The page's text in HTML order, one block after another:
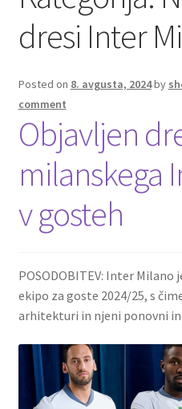
Košarica
Moj račun
Trgovina
Zaključek nakupa
dresi Inter
Posted on 8. avgusta, 2024by
comment
Objavljen
milanskega
v gosteh
POSODOBITEV: Inter Milano
ekipo za goste 2024/25, s
arhitekturi in njeni ponovni